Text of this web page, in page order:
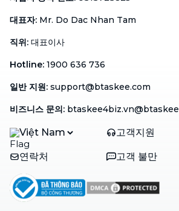
대표자: Mr. Do Dac Nhan Tam
직위: 대표이사
Hotline: 1900 636 736
일반 지원: support@btaskee.com
비즈니스 문의:
Việt Nam 고객지원
연락처 고객 불만